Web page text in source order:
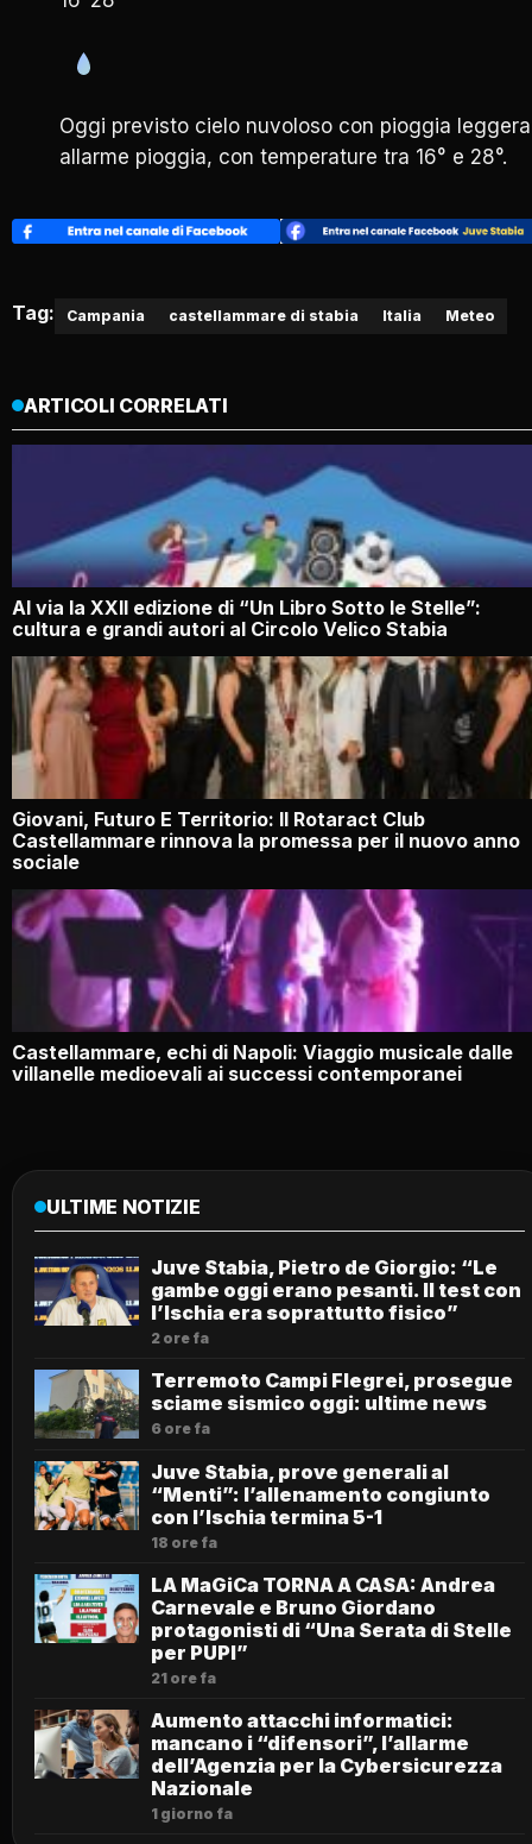
Oggi previsto cielo nuvoloso con pioggia
allarme pioggia, con temperature tra 16° e 28°.
Tag: Campania castellammare di stabia Italia Meteo
ARTICOLI CORRELATI
Al via la XXII edizione di “Un Libro Sotto le Stelle”:
cultura e grandi autori al Circolo Velico Stabia
Giovani, Futuro E Territorio: Il Rotaract Club
Castellammare rinnova la promessa per il nuovo anno
sociale
Castellammare, echi di Napoli: Viaggio musicale dalle
villanelle medioevali ai successi contemporanei
ULTIME NOTIZIE
Juve Stabia, Pietro de Giorgio: “Le
gambe oggi erano pesanti. Il test con
l’Ischia era soprattutto fisico”
2 ore fa
Terremoto Campi Flegrei, prosegue
sciame sismico oggi: ultime news
6 ore fa
Juve Stabia, prove generali al
“Menti”: l’allenamento congiunto
con l’Ischia termina 5-1
18 ore fa
LA MaGiCa TORNA A CASA: Andrea
Carnevale e Bruno Giordano
protagonisti di “Una Serata di Stelle
per PUPI”
21 ore fa
Aumento attacchi informatici:
mancano i “difensori”, l’allarme
dell’Agenzia per la Cybersicurezza
Nazionale
1 giorno fa